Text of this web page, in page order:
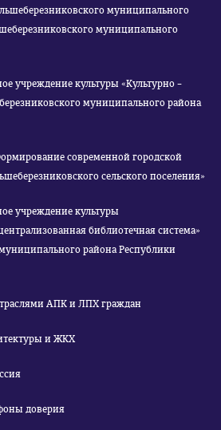
муниципального
муниципального
–
муниципального района
современной городской
сельского поселения»
учреждение культуры
библиотечная система»
района Республики
АПК и ЛПХ граждан
и ЖКХ
доверия